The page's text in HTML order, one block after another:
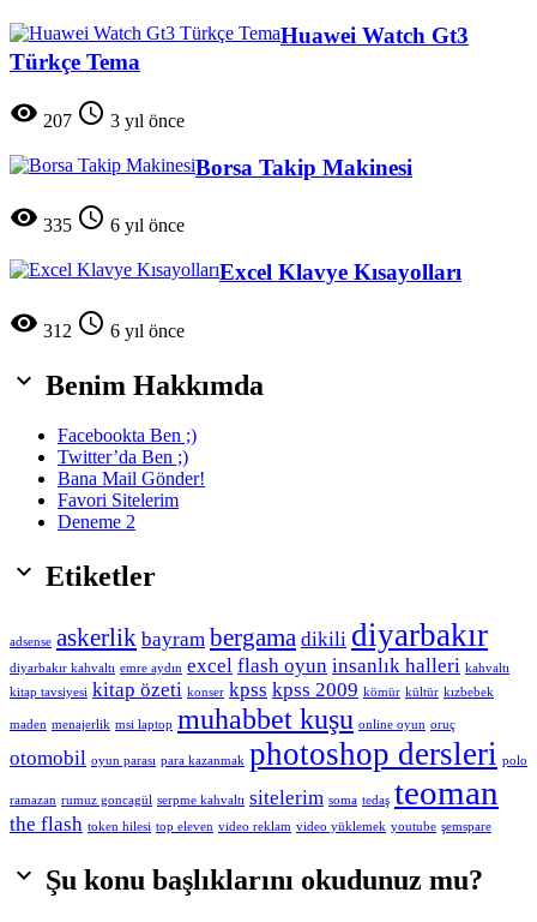
Huawei Watch Gt3
Türkçe Tema
 207  3 yıl önce
Borsa Takip Makinesi
 335  6 yıl önce
Excel Klavye Kısayolları
 312  6 yıl önce
 Benim Hakkımda
Facebookta Ben ;)
Twitter’da Ben ;)
Bana Mail Gönder!
Favori Sitelerim
Deneme 2
 Etiketler
adsense askerlik bayram bergama dikili diyarbakır
diyarbakır kahvaltı emre aydın excel flash oyun insanlık halleri kahvaltı
kitap tavsiyesi kitap özeti konser kpss kpss 2009 kömür kültür kızbebek
maden menajerlik msi laptop muhabbet kuşu online oyun oruç
otomobil oyun parası para kazanmak photoshop dersleri polo
ramazan rumuz goncagül serpme kahvaltı sitelerim soma tedaş teoman
the flash token hilesi top eleven video reklam video yüklemek youtube şemspare
 Şu konu başlıklarını okudunuz mu?